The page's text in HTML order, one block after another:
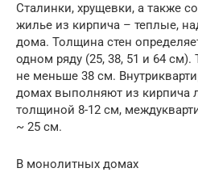
Сталинки, хрущевки, а также
жилье из кирпича – теплые,
дома. Толщина стен
одном ряду (25, 38, 51 и 64
не меньше 38 см.
домах выполняют из кирпича
толщиной 8-12 см,
~ 25 см.
В монолитных домах